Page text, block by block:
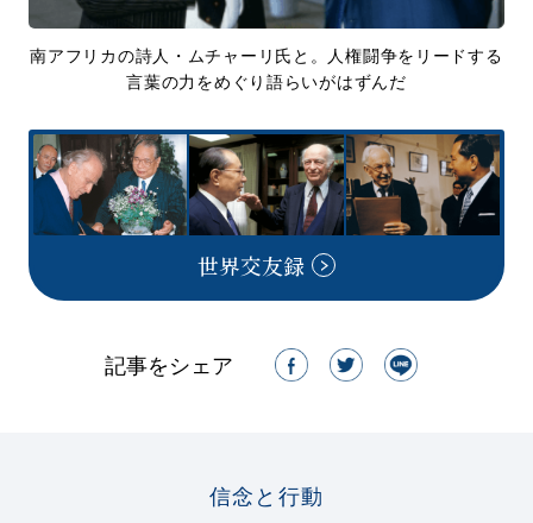
南アフリカの詩人・ムチャーリ氏と。人権闘争をリードする
言葉の力をめぐり語らいがはずんだ
世界交友録
記事をシェア
信念と行動